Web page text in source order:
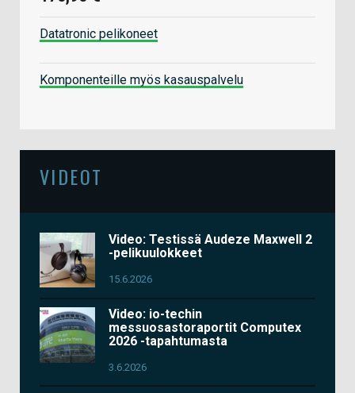
Datatronic pelikoneet
Komponenteille myös kasauspalvelu
VIDEOT
Video: Testissä Audeze Maxwell 2
-pelikuulokkeet
15.6.2026
Video: io-techin
messuosastoraportit Computex
2026 -tapahtumasta
3.6.2026